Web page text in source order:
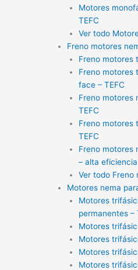
Motores
TEFC
Ver todo
Freno motores
Freno motores
Freno motores
face – TEFC
Freno motores
TEFC
Freno motores
TEFC
Freno motores
– alta eficiencia
Ver todo Freno
Motores nema
Motores
permanentes –
Motores
Motores
Motores
Motores